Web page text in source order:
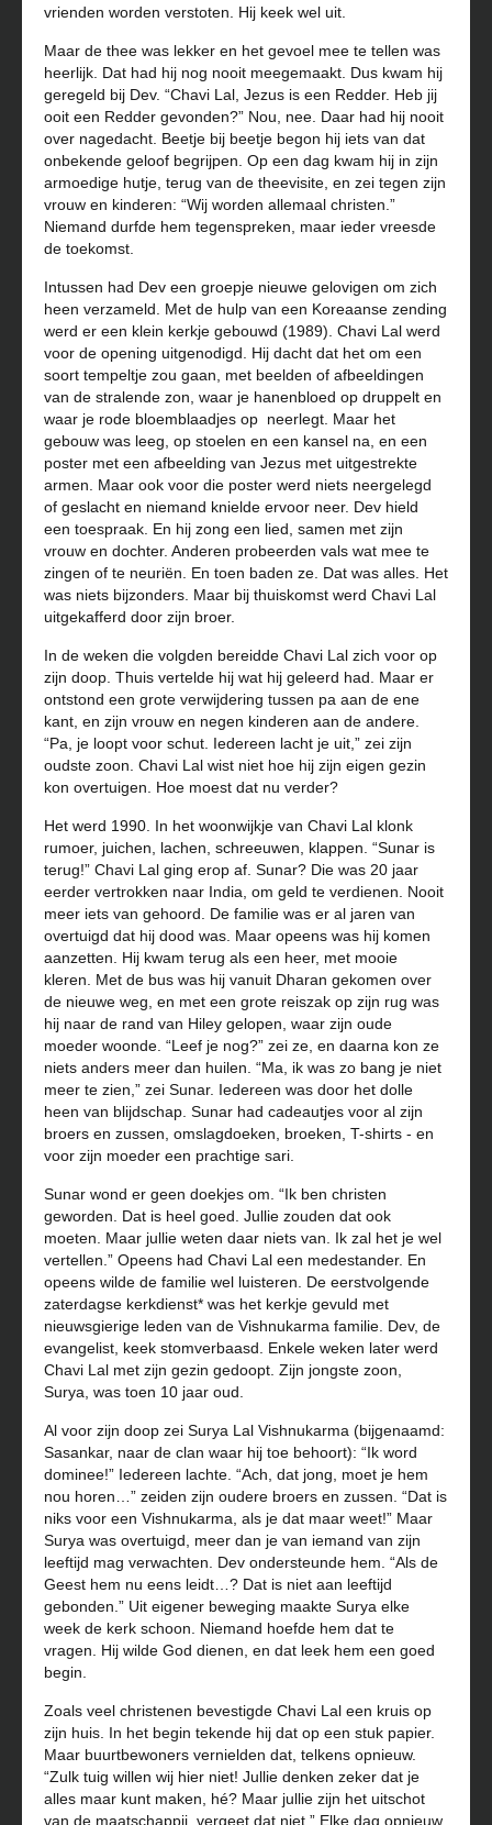
vrienden worden verstoten. Hij keek wel uit.
Maar de thee was lekker en het gevoel mee te tellen was
heerlijk. Dat had hij nog nooit meegemaakt. Dus kwam hij
geregeld bij Dev. “Chavi Lal, Jezus is een Redder. Heb jij
ooit een Redder gevonden?” Nou, nee. Daar had hij nooit
over nagedacht. Beetje bij beetje begon hij iets van dat
onbekende geloof begrijpen. Op een dag kwam hij in zijn
armoedige hutje, terug van de theevisite, en zei tegen zijn
vrouw en kinderen: “Wij worden allemaal christen.”
Niemand durfde hem tegenspreken, maar ieder vreesde
de toekomst.
Intussen had Dev een groepje nieuwe gelovigen om zich
heen verzameld. Met de hulp van een Koreaanse zending
werd er een klein kerkje gebouwd (1989). Chavi Lal werd
voor de opening uitgenodigd. Hij dacht dat het om een
soort tempeltje zou gaan, met beelden of afbeeldingen
van de stralende zon, waar je hanenbloed op druppelt en
waar je rode bloemblaadjes op neerlegt. Maar het
gebouw was leeg, op stoelen en een kansel na, en een
poster met een afbeelding van Jezus met uitgestrekte
armen. Maar ook voor die poster werd niets neergelegd
of geslacht en niemand knielde ervoor neer. Dev hield
een toespraak. En hij zong een lied, samen met zijn
vrouw en dochter. Anderen probeerden vals wat mee te
zingen of te neuriën. En toen baden ze. Dat was alles. Het
was niets bijzonders. Maar bij thuiskomst werd Chavi Lal
uitgekafferd door zijn broer.
In de weken die volgden bereidde Chavi Lal zich voor op
zijn doop. Thuis vertelde hij wat hij geleerd had. Maar er
ontstond een grote verwijdering tussen pa aan de ene
kant, en zijn vrouw en negen kinderen aan de andere.
“Pa, je loopt voor schut. Iedereen lacht je uit,” zei zijn
oudste zoon. Chavi Lal wist niet hoe hij zijn eigen gezin
kon overtuigen. Hoe moest dat nu verder?
Het werd 1990. In het woonwijkje van Chavi Lal klonk
rumoer, juichen, lachen, schreeuwen, klappen. “Sunar is
terug!” Chavi Lal ging erop af. Sunar? Die was 20 jaar
eerder vertrokken naar India, om geld te verdienen. Nooit
meer iets van gehoord. De familie was er al jaren van
overtuigd dat hij dood was. Maar opeens was hij komen
aanzetten. Hij kwam terug als een heer, met mooie
kleren. Met de bus was hij vanuit Dharan gekomen over
de nieuwe weg, en met een grote reiszak op zijn rug was
hij naar de rand van Hiley gelopen, waar zijn oude
moeder woonde. “Leef je nog?” zei ze, en daarna kon ze
niets anders meer dan huilen. “Ma, ik was zo bang je niet
meer te zien,” zei Sunar. Iedereen was door het dolle
heen van blijdschap. Sunar had cadeautjes voor al zijn
broers en zussen, omslagdoeken, broeken, T-shirts - en
voor zijn moeder een prachtige sari.
Sunar wond er geen doekjes om. “Ik ben christen
geworden. Dat is heel goed. Jullie zouden dat ook
moeten. Maar jullie weten daar niets van. Ik zal het je wel
vertellen.” Opeens had Chavi Lal een medestander. En
opeens wilde de familie wel luisteren. De eerstvolgende
zaterdagse kerkdienst* was het kerkje gevuld met
nieuwsgierige leden van de Vishnukarma familie. Dev, de
evangelist, keek stomverbaasd. Enkele weken later werd
Chavi Lal met zijn gezin gedoopt. Zijn jongste zoon,
Surya, was toen 10 jaar oud.
Al voor zijn doop zei Surya Lal Vishnukarma (bijgenaamd:
Sasankar, naar de clan waar hij toe behoort): “Ik word
dominee!” Iedereen lachte. “Ach, dat jong, moet je hem
nou horen…” zeiden zijn oudere broers en zussen. “Dat is
niks voor een Vishnukarma, als je dat maar weet!” Maar
Surya was overtuigd, meer dan je van iemand van zijn
leeftijd mag verwachten. Dev ondersteunde hem. “Als de
Geest hem nu eens leidt…? Dat is niet aan leeftijd
gebonden.” Uit eigener beweging maakte Surya elke
week de kerk schoon. Niemand hoefde hem dat te
vragen. Hij wilde God dienen, en dat leek hem een goed
begin.
Zoals veel christenen bevestigde Chavi Lal een kruis op
zijn huis. In het begin tekende hij dat op een stuk papier.
Maar buurtbewoners vernielden dat, telkens opnieuw.
“Zulk tuig willen wij hier niet! Jullie denken zeker dat je
alles maar kunt maken, hé? Maar jullie zijn het uitschot
van de maatschappij, vergeet dat niet.” Elke dag opnieuw